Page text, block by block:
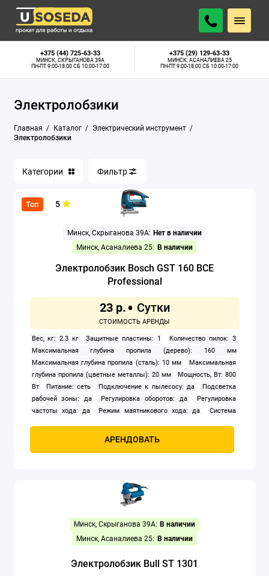
+375 (44) 725-63-33
МИНСК, СКРЫГАНОВА 39А
ПН-ПТ 9:00-18:00 СБ 10:00-17:00
+375 (29) 129-63-33
МИНСК, АСАНАЛИЕВА 25
ПН-ПТ 9:00-18:00 СБ 10:00-17:00
Электролобзики
Главная Каталог
Электрический инструмент
Электролобзики
Аппараты для сварки труб
Бетонорезы
Болгарки
Граверы
Дрели алмазного сверления
Дрели-миксеры
Компрессоры
Краскораспылители
Мойки высокого давления
Осушители воздуха
Отбойные молотки
Прожекторы электрические
Сварочное оборудование
Строительные пылесосы
Категории Фильтр
Топ 5
Минск, Скрыганова 39А: Нет в наличии
Минск, Асаналиева 25: В наличии
Электролобзик Bosch GST 160 BCE
Professional
23 р.
Вес, кг: 2.3 кг Защитные пластины: 1
Количество пилок: 3
Максимальная глубина пропила (дерево): 160 мм
Максимальная глубина пропила (сталь): 10 мм
Максимальная
глубина пропила (цветные металлы): 20 мм
Мощность, Вт: 800
Вт
Питание: сеть Подключение к пылесосу: да
Подсветка
рабочей зоны: да
Регулировка оборотов: да
Регулировка
частоты хода: да
Режим маятникового хода: да
Система
Частота ходов: 800 — 3 000 ход/мин
АРЕНДОВАТЬ
Минск, Скрыганова 39А: В наличии
Минск, Асаналиева 25: В наличии
Электролобзик Bull ST 1301